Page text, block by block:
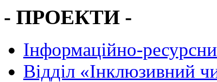
- ПРОЕКТИ -
Інформаційно-
Вiддiл «Інклюзивний